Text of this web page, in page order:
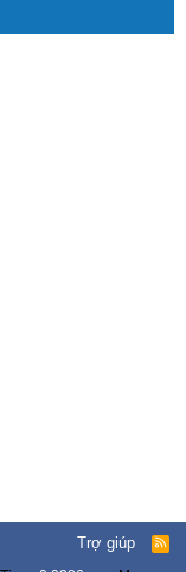
Trợ giúp
R